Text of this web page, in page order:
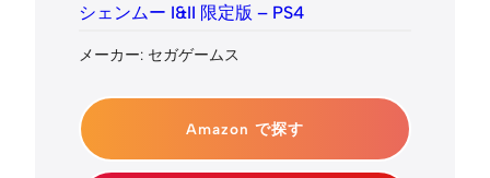
シェンムー I&II 限定版 – PS4
メーカー: セガゲームス
Amazon で探す